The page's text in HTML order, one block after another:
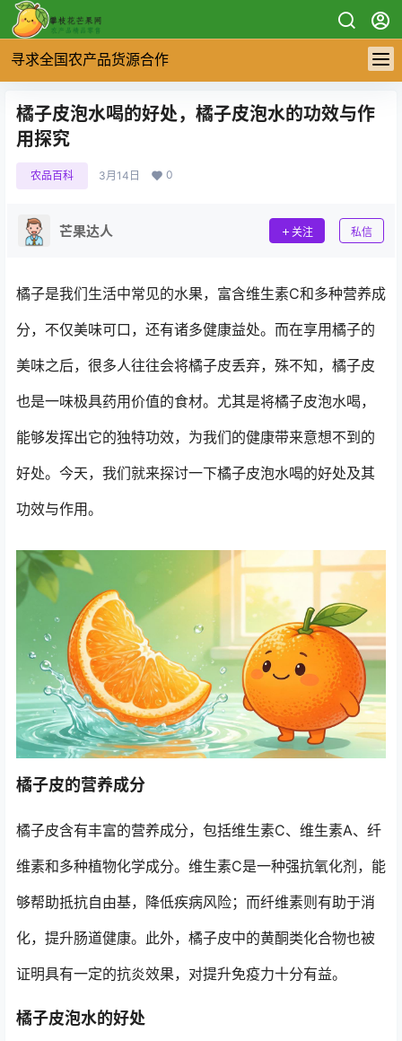
寻求全国农产品货源合作
橘子皮泡水喝的好处，橘子皮泡水的功效与作
用探究
农品百科 3月14日 0
芒果达人 关注 私信
橘子是我们生活中常见的水果，富含维生素C和多种营养成
分，不仅美味可口，还有诸多健康益处。而在享用橘子的
美味之后，很多人往往会将橘子皮丢弃，殊不知，橘子皮
也是一味极具药用价值的食材。尤其是将橘子皮泡水喝，
能够发挥出它的独特功效，为我们的健康带来意想不到的
好处。今天，我们就来探讨一下橘子皮泡水喝的好处及其
功效与作用。
橘子皮的营养成分
橘子皮含有丰富的营养成分，包括维生素C、维生素A、纤
维素和多种植物化学成分。维生素C是一种强抗氧化剂，能
够帮助抵抗自由基，降低疾病风险；而纤维素则有助于消
化，提升肠道健康。此外，橘子皮中的黄酮类化合物也被
证明具有一定的抗炎效果，对提升免疫力十分有益。
橘子皮泡水的好处